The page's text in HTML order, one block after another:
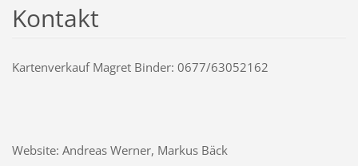
Kontakt
Kartenverkauf Magret Binder: 0677/63052162
Website: Andreas Werner, Markus Bäck